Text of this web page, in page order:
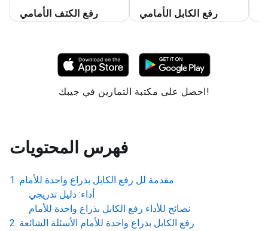
رفع الكتف الأمامي رفع الكابل الأمامي
احصل على مكتبة التمارين في جيبك!
فهرس المحتويات
مقدمة لل رفع الكابل بذراع واحدة للأمام
أداء: دليل تدريجي
نصائح للأداء رفع الكابل بذراع واحدة للأمام
رفع الكابل بذراع واحدة للأمام الأسئلة الشائعة